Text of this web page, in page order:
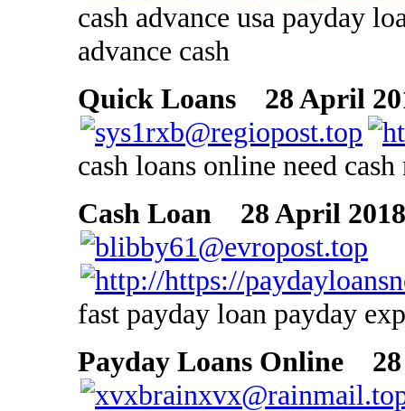
cash advance usa payday
advance cash
Quick Loans
28 April
cash loans online need
Cash Loan
28 April
fast payday loan payday
Payday Loans Online
28